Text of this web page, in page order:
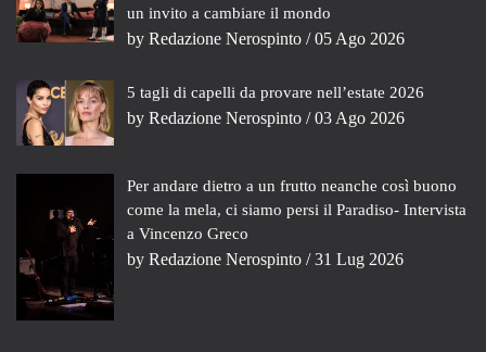
un invito a cambiare il mondo
by Redazione Nerospinto / 05 Ago 2026
5 tagli di capelli da provare nell’estate 2026
by Redazione Nerospinto / 03 Ago 2026
Per andare dietro a un frutto neanche così buono
come la mela, ci siamo persi il Paradiso- Intervista
a Vincenzo Greco
by Redazione Nerospinto / 31 Lug 2026